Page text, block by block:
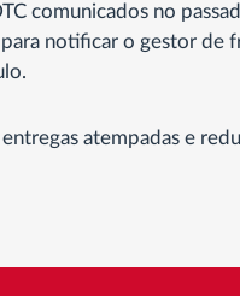
comunicados no
notificar o gestor de
atempadas e